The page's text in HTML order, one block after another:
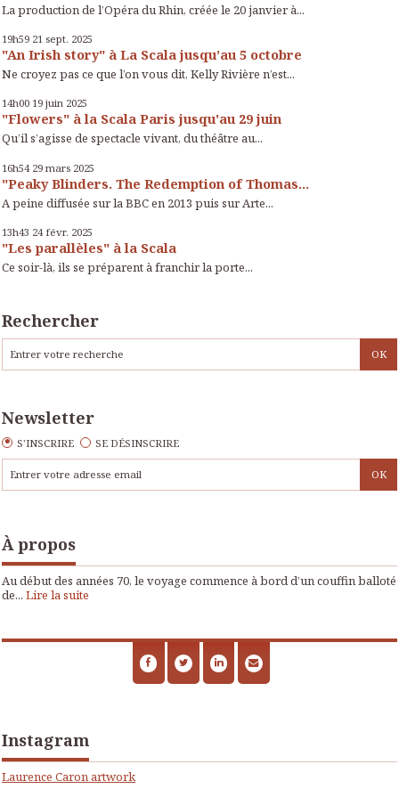
La production de l’Opéra du Rhin, créée le 20 janvier à...
19h59 21 sept. 2025
"An Irish story" à La Scala jusqu’au 5 octobre
Ne croyez pas ce que l’on vous dit, Kelly Rivière n’est...
14h00 19 juin 2025
"Flowers" à la Scala Paris jusqu'au 29 juin
Qu’il s’agisse de spectacle vivant, du théâtre au...
16h54 29 mars 2025
"Peaky Blinders. The Redemption of Thomas...
A peine diffusée sur la BBC en 2013 puis sur Arte...
13h43 24 févr. 2025
"Les parallèles" à la Scala
Ce soir-là, ils se préparent à franchir la porte...
Rechercher
Newsletter
S'INSCRIRE SE DÉSINSCRIRE
À propos
Au début des années 70, le voyage commence à bord d’un couffin balloté
de... Lire la suite
Instagram
Laurence Caron artwork